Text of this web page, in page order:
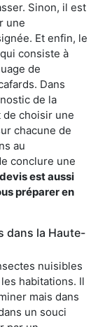
Sinon, il est
une
Et enfin, le
consiste à
de
Dans
de la
de choisir une
chacune de
au
conclure une
est aussi
préparer en
dans la Haute-
nuisibles
habitations. Il
mais dans
un souci